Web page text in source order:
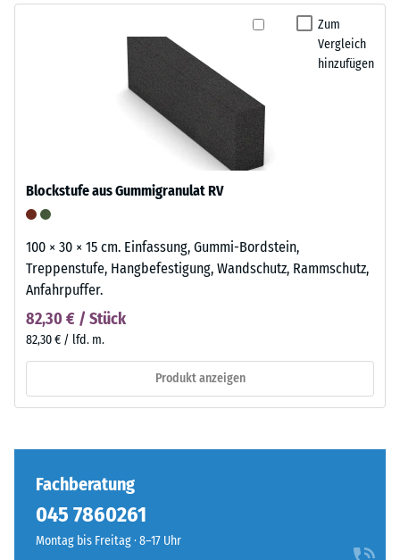
Zum
Vergleich
hinzufügen
Blockstufe aus Gummigranulat RV
100 × 30 × 15 cm. Einfassung, Gummi-Bordstein,
Treppenstufe, Hangbefestigung, Wandschutz, Rammschutz,
Anfahrpuffer.
82,30 € / Stück
82,30 € / lfd. m.
Produkt anzeigen
Fachberatung
045 7860261‬
Montag bis Freitag · 8–17 Uhr